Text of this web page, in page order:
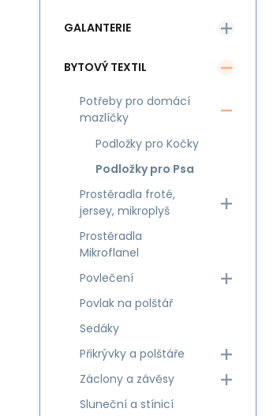
GALANTERIE
BYTOVÝ TEXTIL
Potřeby pro domácí
mazlíčky
Podložky pro Kočky
Podložky pro Psa
Prostěradla froté,
jersey, mikroplyš
Prostěradla
Mikroflanel
Povlečení
Povlak na polštář
Sedáky
Přikrývky a polštáře
Záclony a závěsy
Sluneční a stínicí